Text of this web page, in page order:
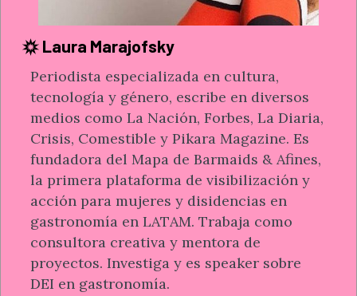
Laura Marajofsky
Periodista especializada en cultura,
tecnología y género, escribe en diversos
medios como La Nación, Forbes, La Diaria,
Crisis, Comestible y Pikara Magazine. Es
fundadora del Mapa de Barmaids & Afines,
la primera plataforma de visibilización y
acción para mujeres y disidencias en
gastronomía en LATAM. Trabaja como
consultora creativa y mentora de
proyectos. Investiga y es speaker sobre
DEI en gastronomía.